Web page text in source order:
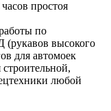
простоя
по
(рукавов высокого
для автомоек
любой